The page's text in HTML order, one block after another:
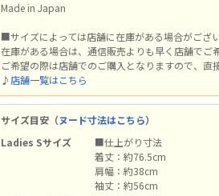
Made in Japan
■サイズによっては店舗に在庫がある場合がござい
在庫がある場合は、通信販売よりも早く店舗でご
ご希望の際は店舗でのご購入となりますので、直
♪ 店舗一覧はこちら
サイズ目安（ヌード寸法はこちら）
Ladies Sサイズ
■仕上がり寸法
着丈：約76.5cm
肩幅：約38cm
袖丈：約56cm